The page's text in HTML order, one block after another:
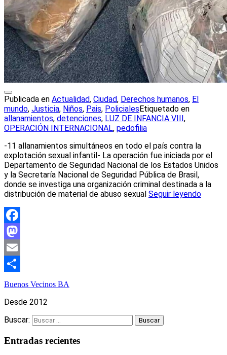
Publicada en Actualidad, Ciudad, Derechos humanos, El
mundo, Justicia, Niños, Pais, Policiales Etiquetado en
allanamientos, detenciones, LUZ DE INFANCIA VIII ,
OPERACIÓN INTERNACIONAL, pedofilia
-11 allanamientos simultáneos en todo el país contra la
explotación sexual infantil- La operación fue iniciada por el
Departamento de Seguridad Nacional de los Estados Unidos
y la Secretaría Nacional de Seguridad Pública de Brasil,
donde se investiga una organización criminal destinada a la
distribución de material de abuso sexual Seguir leyendo
Facebook
Mastodon
Email
Compartir
Buenos Vecinos BA
Desde 2012
Buscar:
Entradas recientes